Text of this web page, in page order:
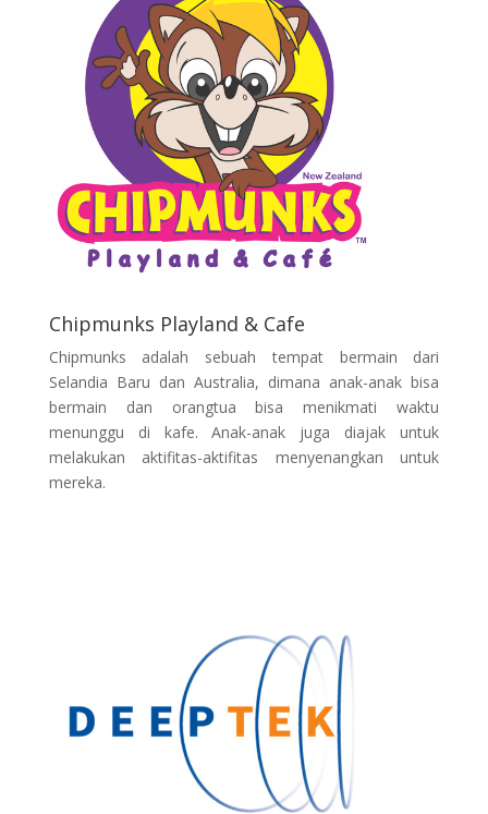
Chipmunks Playland & Cafe
Chipmunks adalah sebuah tempat bermain dari
Selandia Baru dan Australia, dimana anak-anak bisa
bermain dan orangtua bisa menikmati waktu
menunggu di kafe. Anak-anak juga diajak untuk
melakukan aktifitas-aktifitas menyenangkan untuk
mereka.